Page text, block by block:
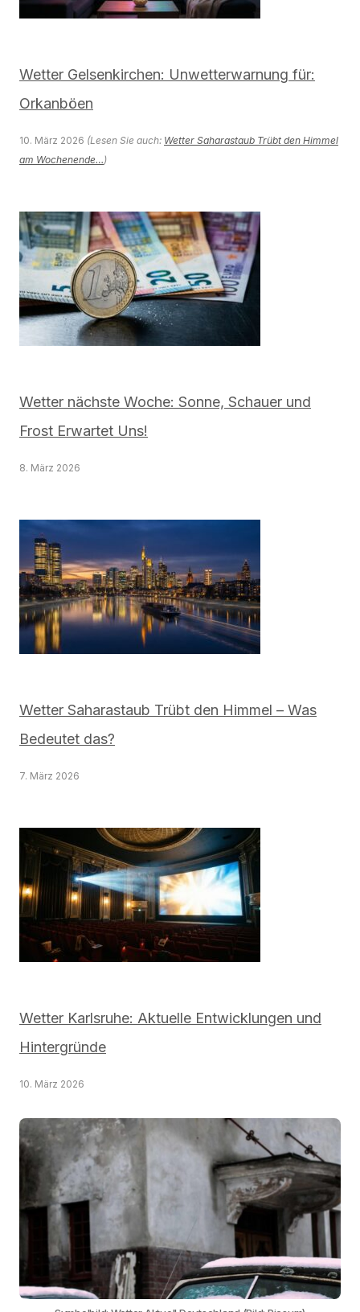
Wetter Gelsenkirchen: Unwetterwarnung für:
Orkanböen
10. März 2026 (Lesen Sie auch: Wetter Saharastaub Trübt den Himmel
am Wochenende…)
Wetter nächste Woche: Sonne, Schauer und
Frost Erwartet Uns!
8. März 2026
Wetter Saharastaub Trübt den Himmel – Was
Bedeutet das?
7. März 2026
Wetter Karlsruhe: Aktuelle Entwicklungen und
Hintergründe
10. März 2026